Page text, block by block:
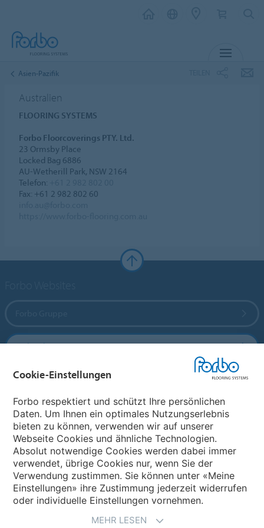
Asien-Pazifik
Australien
FLOORING SYSTEMS
Forbo Floorcoverings PTY. Ltd.
23 Ormsby Place
Locked Bag 6886
AU-Wetherill Park, NSW 2164
Telefon:
Fax: +61 2 982 802 60
Forbo Flooring Systems
Forbo Movement Systems
Land auswählen
Land auswählen
Cookie-Einstellungen
Forbo respektiert und schützt Ihre persönlichen
Daten. Um Ihnen ein optimales Nutzungserlebnis
bieten zu können, verwenden wir auf unserer
Webseite Cookies und ähnliche Technologien.
Absolut notwendige Cookies werden dabei immer
verwendet, übrige Cookies nur, wenn Sie der
Verwendung zustimmen. Sie können unter «Meine
Einstellungen» ihre Zustimmung jederzeit widerrufen
oder individuelle Einstellungen vornehmen.
MEHR LESEN